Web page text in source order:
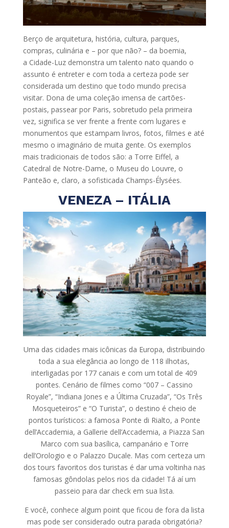
Berço de arquitetura, história, cultura, parques,
compras, culinária e – por que não? – da boemia,
a Cidade-Luz demonstra um talento nato quando o
assunto é entreter e com toda a certeza pode ser
considerada um destino que todo mundo precisa
visitar. Dona de uma coleção imensa de cartões-
postais, passear por Paris, sobretudo pela primeira
vez, significa se ver frente a frente com lugares e
monumentos que estampam livros, fotos, filmes e até
mesmo o imaginário de muita gente. Os exemplos
mais tradicionais de todos são: a Torre Eiffel, a
Catedral de Notre-Dame, o Museu do Louvre, o
Panteão e, claro, a sofisticada Champs-Élysées.
VENEZA – ITÁLIA
Uma das cidades mais icônicas da Europa, distribuindo
toda a sua elegância ao longo de 118 ilhotas,
interligadas por 177 canais e com um total de 409
pontes. Cenário de filmes como “007 – Cassino
Royale”, “Indiana Jones e a Última Cruzada”, “Os Três
Mosqueteiros” e “O Turista”, o destino é cheio de
pontos turísticos: a famosa Ponte di Rialto, a Ponte
dell’Accademia, a Gallerie dell’Accademia, a Piazza San
Marco com sua basílica, campanário e Torre
dell’Orologio e o Palazzo Ducale. Mas com certeza um
dos tours favoritos dos turistas é dar uma voltinha nas
famosas gôndolas pelos rios da cidade! Tá aí um
passeio para dar check em sua lista.
E você, conhece algum point que ficou de fora da lista
mas pode ser considerado outra parada obrigatória?